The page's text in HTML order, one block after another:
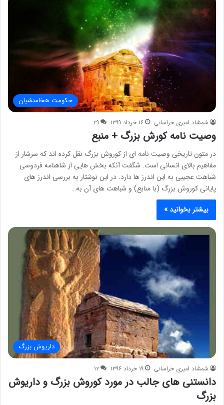
حکومت هخامنشیان
شمشاد امیری خراسانی ۱۶ خرداد ۱۳۹۹ ۲۹
وصیت نامه کورش بزرگ + منبع
در متون تاریخی وصیت نامه ای از کوروش بزرگ نقل کرده اند که سرشار از
مفاهیم بالای انسانی است. شگفت آنکه بخش هایی از شاهنامه فردوسی
شباهت عجیبی به این اندرز ها دارد. در این نوشتار به بررسی اندرز های
پایانی کوروش بزرگ (با منابع) و شباهت های آن به…
بیشتر بخوانید »
داریوش بزرگ
شمشاد امیری خراسانی ۱۹ خرداد ۱۳۹۶ ۱۲
دانستنی های جالب در مورد کوروش بزرگ و داریوش
بزرگ